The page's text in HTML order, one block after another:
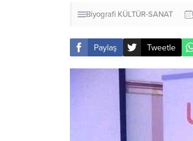
Biyografi KÜLTÜR-SANAT
Paylaş Tweetle